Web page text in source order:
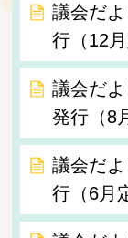
議会だ
行（12月
議会だ
発行（8
議会だ
行（6月